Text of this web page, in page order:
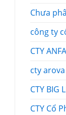
Chưa
công ty
CTY
cty arova
CTY BIG
CTY Cổ